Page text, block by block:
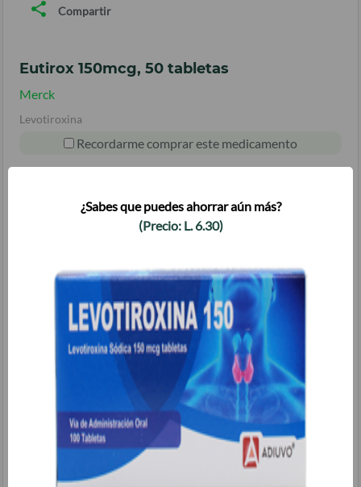
Compartir
Eutirox 150mcg, 50 tabletas
Merck
Levotiroxina
Recordarme comprar este medicamento
Tengo Cuarta Edad
Tengo tarjeta Promérica Más
¿Sabes que puedes ahorrar aún más?
(Precio: L. 6.30)